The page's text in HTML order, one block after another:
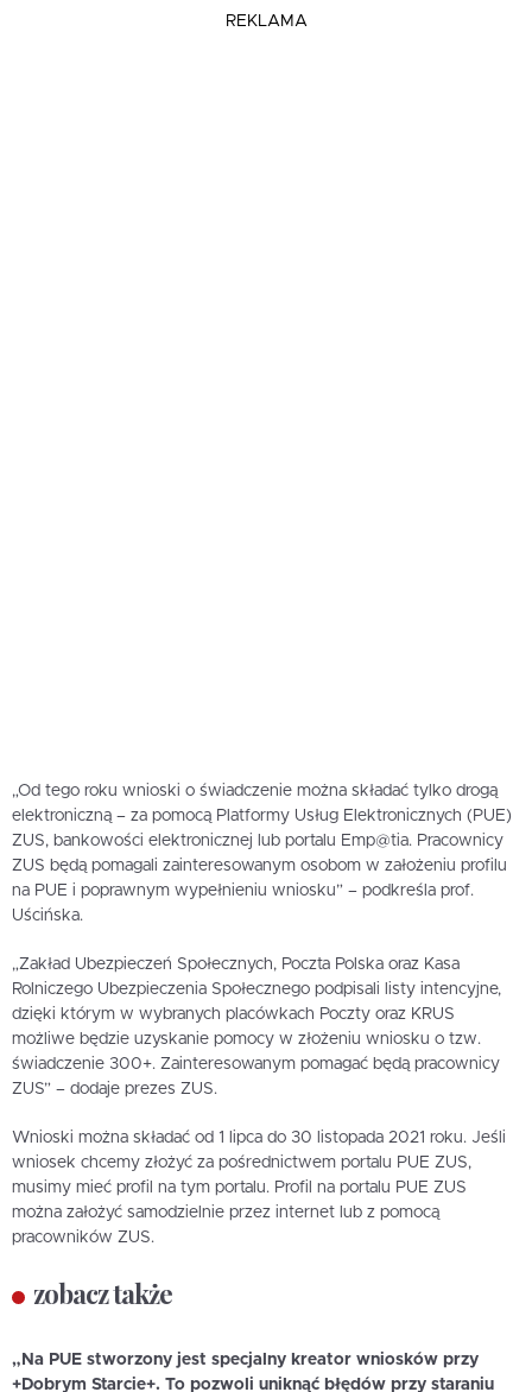
REKLAMA
„Od tego roku wnioski o świadczenie można składać tylko drogą
elektroniczną – za pomocą Platformy Usług Elektronicznych (PUE)
ZUS, bankowości elektronicznej lub portalu Emp@tia. Pracownicy
ZUS będą pomagali zainteresowanym osobom w założeniu profilu
na PUE i poprawnym wypełnieniu wniosku” – podkreśla prof.
Uścińska.
„Zakład Ubezpieczeń Społecznych, Poczta Polska oraz Kasa
Rolniczego Ubezpieczenia Społecznego podpisali listy intencyjne,
dzięki którym w wybranych placówkach Poczty oraz KRUS
możliwe będzie uzyskanie pomocy w złożeniu wniosku o tzw.
świadczenie 300+. Zainteresowanym pomagać będą pracownicy
ZUS” – dodaje prezes ZUS.
Wnioski można składać od 1 lipca do 30 listopada 2021 roku. Jeśli
wniosek chcemy złożyć za pośrednictwem portalu PUE ZUS,
musimy mieć profil na tym portalu. Profil na portalu PUE ZUS
można założyć samodzielnie przez internet lub z pomocą
pracowników ZUS.
zobacz także
„Na PUE stworzony jest specjalny kreator wniosków przy
+Dobrym Starcie+. To pozwoli uniknąć błędów przy staraniu